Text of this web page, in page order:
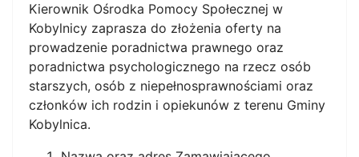
Kierownik Ośrodka Pomocy Społecznej w
Kobylnicy zaprasza do złożenia oferty na
prowadzenie poradnictwa prawnego oraz
poradnictwa psychologicznego na rzecz osób
starszych, osób z niepełnosprawnościami oraz
członków ich rodzin i opiekunów z terenu Gminy
Kobylnica.